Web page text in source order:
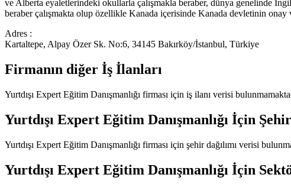
ve Alberta eyaletlerindeki okullarla çalışmakla beraber, dünya genelinde
beraber çalışmakta olup özellikle Kanada içerisinde Kanada devletinin
Adres :
Kartaltepe, Alpay Özer Sk. No:6, 34145 Bakırköy/İstanbul, Türkiye
Firmanın diğer İş İlanları
Yurtdışı Expert Eğitim Danışmanlığı firması için iş ilanı verisi
Yurtdışı Expert Eğitim Danışmanlığı İçin Şehir
Yurtdışı Expert Eğitim Danışmanlığı firması için şehir dağılımı verisi
Yurtdışı Expert Eğitim Danışmanlığı İçin